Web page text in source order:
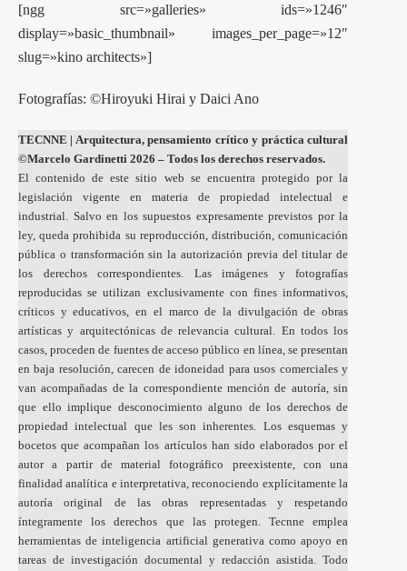
[ngg src=»galleries» ids=»1246″
display=»basic_thumbnail» images_per_page=»12″
slug=»kino architects»]
Fotografías: ©Hiroyuki Hirai y Daici Ano
TECNNE | Arquitectura, pensamiento crítico y práctica cultural
©Marcelo Gardinetti 2026 – Todos los derechos reservados.
El contenido de este sitio web se encuentra protegido por la
legislación vigente en materia de propiedad intelectual e
industrial. Salvo en los supuestos expresamente previstos por la
ley, queda prohibida su reproducción, distribución, comunicación
pública o transformación sin la autorización previa del titular de
los derechos correspondientes. Las imágenes y fotografías
reproducidas se utilizan exclusivamente con fines informativos,
críticos y educativos, en el marco de la divulgación de obras
artísticas y arquitectónicas de relevancia cultural. En todos los
casos, proceden de fuentes de acceso público en línea, se presentan
en baja resolución, carecen de idoneidad para usos comerciales y
van acompañadas de la correspondiente mención de autoría, sin
que ello implique desconocimiento alguno de los derechos de
propiedad intelectual que les son inherentes. Los esquemas y
bocetos que acompañan los artículos han sido elaborados por el
autor a partir de material fotográfico preexistente, con una
finalidad analítica e interpretativa, reconociendo explícitamente la
autoría original de las obras representadas y respetando
íntegramente los derechos que las protegen. Tecnne emplea
herramientas de inteligencia artificial generativa como apoyo en
tareas de investigación documental y redacción asistida. Todo